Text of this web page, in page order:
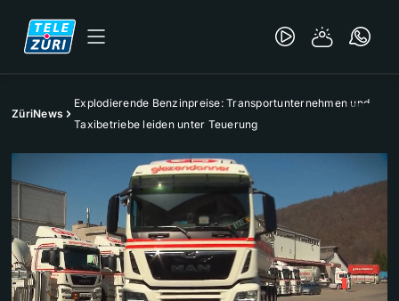
ZüriNews
Explodierende Benzinpreise: Transportunternehmen und
Taxibetriebe leiden unter Teuerung